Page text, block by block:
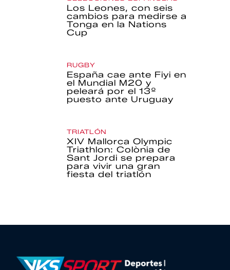
Los Leones, con seis
cambios para medirse a
Tonga en la Nations
Cup
RUGBY
España cae ante Fiyi en
el Mundial M20 y
peleará por el 13º
puesto ante Uruguay
TRIATLÓN
XIV Mallorca Olympic
Triathlon: Colònia de
Sant Jordi se prepara
para vivir una gran
fiesta del triatlón